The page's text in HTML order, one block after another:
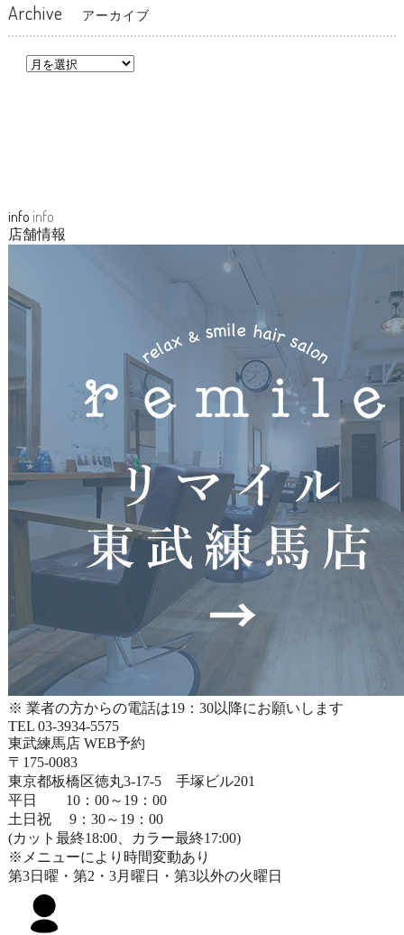
Archive アーカイブ
info info
店舗情報
※ 業者の方からの電話は19：30以降にお願いします
TEL 03-3934-5575
東武練馬店 WEB予約
〒175-0083
東京都板橋区徳丸3-17-5 手塚ビル201
平日 10：00～19：00
土日祝 9：30～19：00
(カット最終18:00、カラー最終17:00)
※メニューにより時間変動あり
第3日曜・第2・3月曜日・第3以外の火曜日